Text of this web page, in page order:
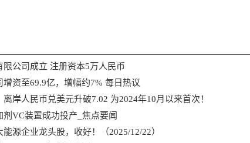
限公司成立 注册资本5万人民币
资至69.9亿，增幅约7% 每日热议
岸人民币兑美元升破7.02 为2024年10月以来首次！
VC装置成功投产_焦点要闻
源企业龙头股，收好！（2025/12/22）